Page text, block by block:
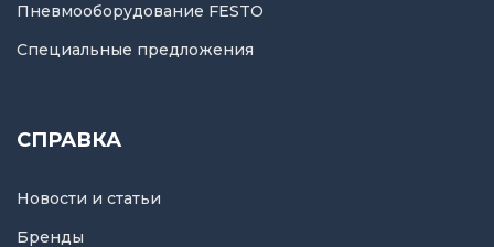
Пневмооборудование FESTO
Специальные предложения
СПРАВКА
Новости и статьи
Бренды